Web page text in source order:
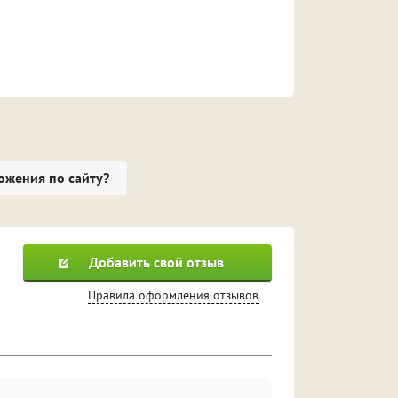
по сайту?
Добавить свой отзыв
Правила оформления отзывов